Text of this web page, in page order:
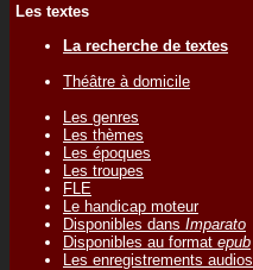
Les textes
La recherche de textes
Théâtre à domicile
Les genres
Les thèmes
Les époques
Les troupes
FLE
Le handicap moteur
Disponibles dans Imparato
Disponibles au format epub
Les enregistrements audios